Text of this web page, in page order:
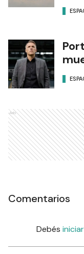
Ads
Comentarios
Debés